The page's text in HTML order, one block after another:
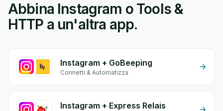
Abbina Instagram o Tools &
HTTP a un'altra app.
Instagram + GoBeeping
Connetti & Automatizza
Instagram + Express Relais